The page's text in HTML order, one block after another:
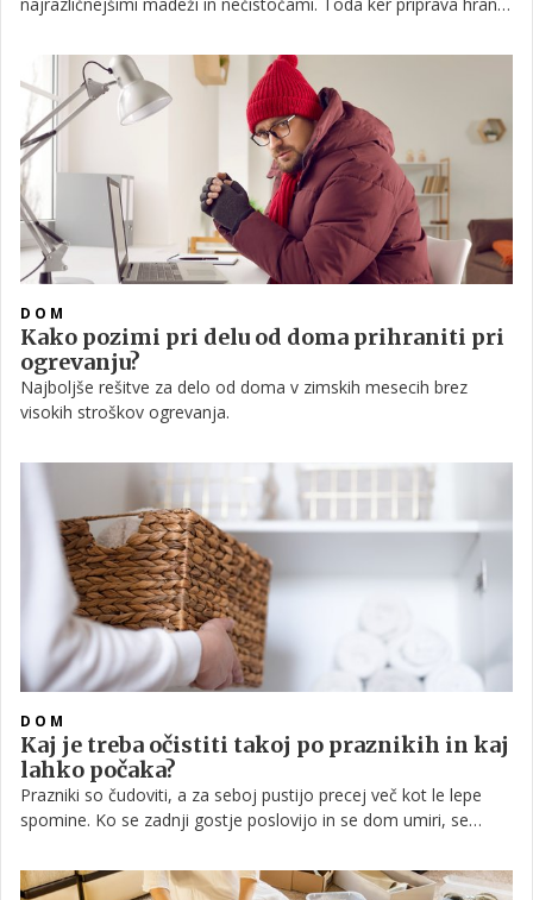
delovno površino. Izkaže se, da za sijoč pult potrebujemo le
eno sestavino.
DOM
Kako pozimi pri delu od doma prihraniti pri
ogrevanju?
Najboljše rešitve za delo od doma v zimskih mesecih brez
visokih stroškov ogrevanja.
DOM
Kaj je treba očistiti takoj po praznikih in kaj
lahko počaka?
Prazniki so čudoviti, a za seboj pustijo precej več kot le lepe
spomine. Ko se zadnji gostje poslovijo in se dom umiri, se
vosek, smrekove iglice in kupi embalaže.